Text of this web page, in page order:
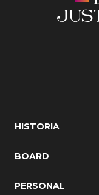
HISTORIA
BOARD
PERSONAL